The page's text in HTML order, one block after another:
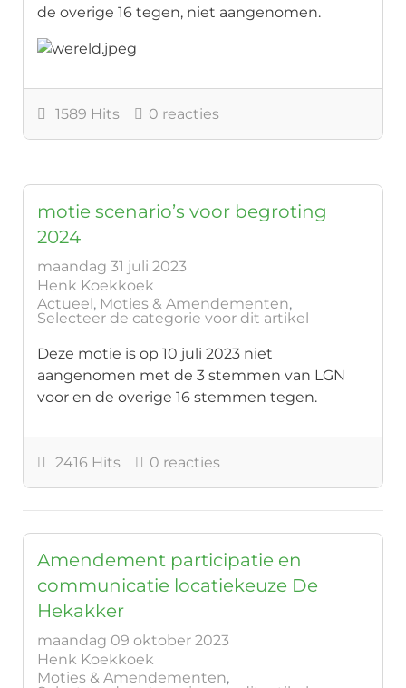
de overige 16 tegen, niet aangenomen.
1589 Hits 0 reacties
motie scenario’s voor begroting
2024
maandag 31 juli 2023
Henk Koekkoek
Actueel Moties & Amendementen
Selecteer de categorie voor dit artikel
Deze motie is op 10 juli 2023 niet
aangenomen met de 3 stemmen van LGN
voor en de overige 16 stemmen tegen.
2416 Hits 0 reacties
Amendement participatie en
communicatie locatiekeuze De
Hekakker
maandag 09 oktober 2023
Henk Koekkoek
Moties & Amendementen